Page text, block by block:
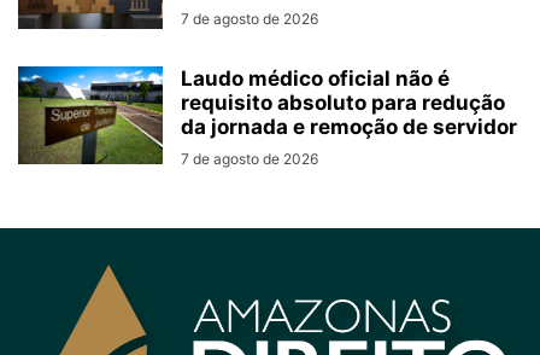
7 de agosto de 2026
Laudo médico oficial não é
requisito absoluto para redução
da jornada e remoção de servidor
7 de agosto de 2026